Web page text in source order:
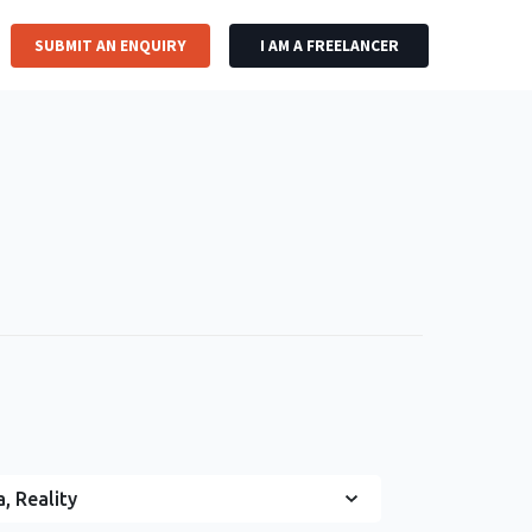
SUBMIT AN ENQUIRY I AM A FREELANCER
Reality